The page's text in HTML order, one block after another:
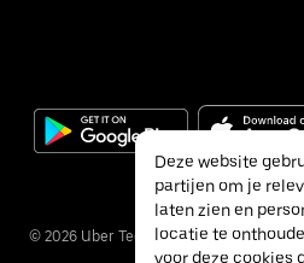
© 2026 Uber Technologies Inc.
Deze website
partijen om je
laten zien en
locatie te
voor deze cookies